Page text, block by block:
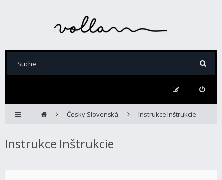
Česky Slovenská Instrukce Inštrukcie
Instrukce Inštrukcie